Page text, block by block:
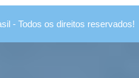
- Todos os direitos reservados!